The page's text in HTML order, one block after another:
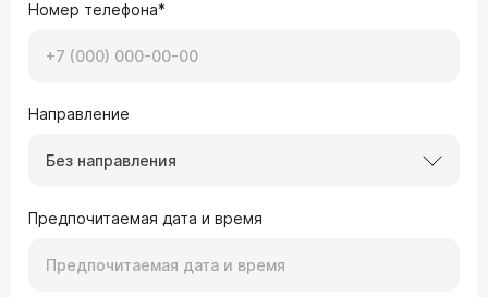
Номер телефона*
Направление
Без направления
Предпочитаемая дата и время